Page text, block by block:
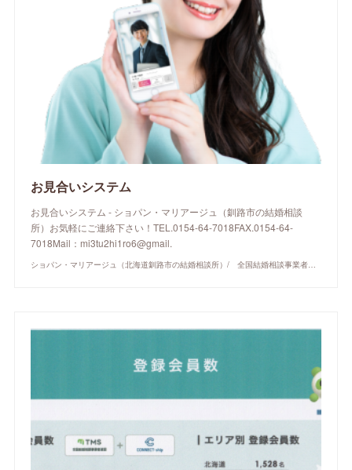
お見合いシステム
お見合いシステム - ショパン・マリアージュ（釧路市の結婚相談
所）お気軽にご連絡下さい！TEL.0154-64-7018FAX.0154-64-
7018Mail：mi3tu2hi1ro6@gmail.
ショパン・マリアージュ（北海道釧路市の結婚相談所）/ 全国結婚相談事業者連盟正規加盟店 / cherry-piano.com